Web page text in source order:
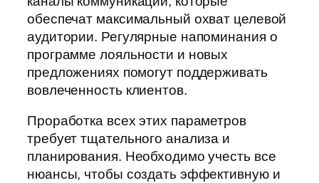
обеспечат максимальный охват целевой
аудитории. Регулярные напоминания о
программе лояльности и новых
предложениях помогут поддерживать
вовлеченность клиентов.
Проработка всех этих параметров
требует тщательного анализа и
планирования. Необходимо учесть все
нюансы, чтобы создать эффективную и